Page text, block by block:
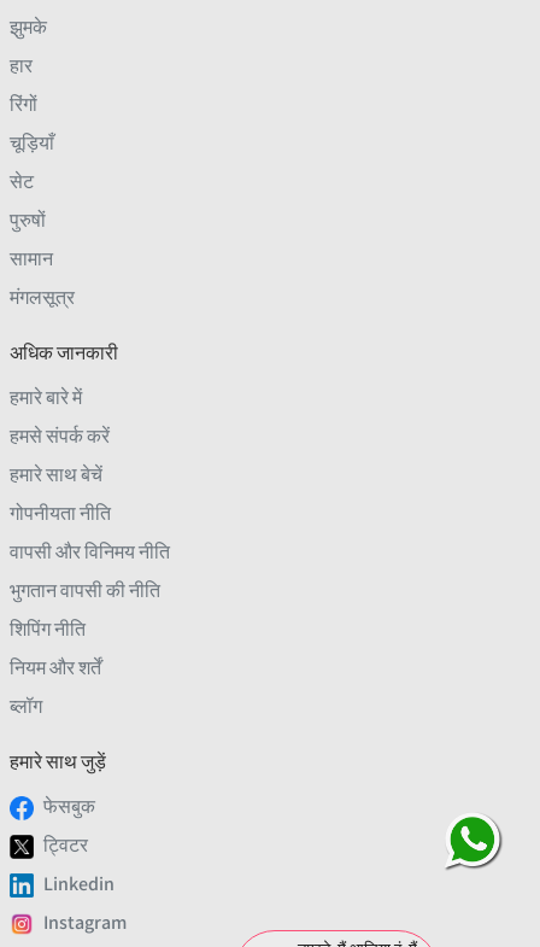
झुमके
हार
रिंगों
चूड़ियाँ
सेट
पुरुषों
सामान
मंगलसूत्र
अधिक जानकारी
हमारे बारे में
हमसे संपर्क करें
हमारे साथ बेचें
गोपनीयता नीति
वापसी और विनिमय नीति
भुगतान वापसी की नीति
शिपिंग नीति
नियम और शर्तें
ब्लॉग
हमारे साथ जुड़ें
फेसबुक
ट्विटर
Linkedin
Instagram